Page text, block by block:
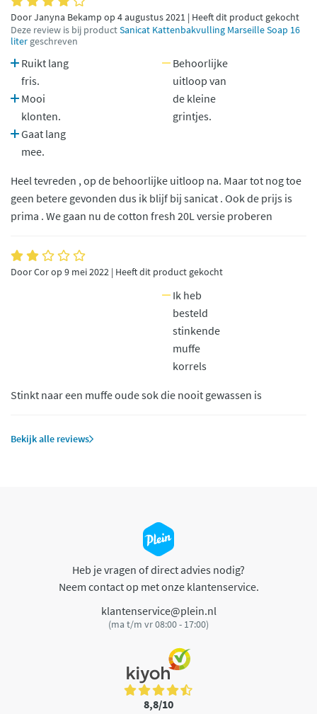
Door Janyna Bekamp op 4 augustus 2021 | Heeft dit product gekocht
Deze review is bij productSanicat Kattenbakvulling Marseille Soap 16
liter geschreven
Ruikt lang
fris.
Mooi
klonten.
Gaat lang
mee.
Behoorlijke
uitloop van
de kleine
grintjes.
Heel tevreden , op de behoorlijke uitloop na. Maar tot nog toe
geen betere gevonden dus ik blijf bij sanicat . Ook de prijs is
prima . We gaan nu de cotton fresh 20L versie proberen
Door Cor op 9 mei 2022 | Heeft dit product gekocht
Ik heb
besteld
stinkende
muffe
korrels
Stinkt naar een muffe oude sok die nooit gewassen is
Bekijk alle reviews
Heb je vragen of direct advies nodig?
Neem contact op met onze klantenservice.
klantenservice@plein.nl
(ma t/m vr 08:00 - 17:00)
8,8/10